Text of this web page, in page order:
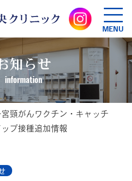
MENU
知らせ
information
宮頸がんワクチン・キャッチ
ップ接種追加情報